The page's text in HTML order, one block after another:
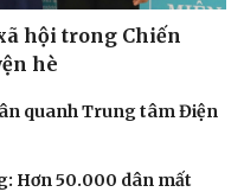
Câu chuyện thời sự
Đọc truyện đêm khuya
Cửa sổ tình yêu
Hạt giống tâm hồn
hội trong Chiến
hè
quanh Trung tâm Điện
Hơn 50.000 dân mất